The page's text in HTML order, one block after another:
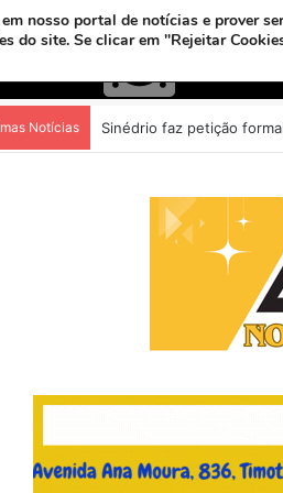
Notícias
nosso portal de notícias e prover
do site. Se clicar em "Rejeitar